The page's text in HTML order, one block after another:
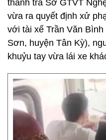
thanh tra Sở GTVT
vừa ra quyết định xử
với tài xế Trần Văn
Sơn, huyện Tân Kỳ),
khuỷu tay vừa lái xe